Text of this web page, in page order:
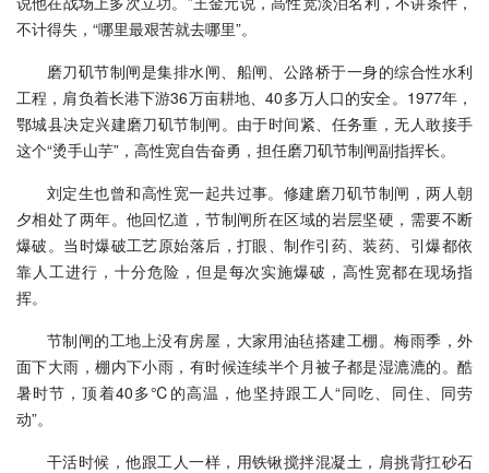
不计得失，“哪里最艰苦就去哪里”。
磨刀矶节制闸是集排水闸、船闸、公路桥于一身的综合性水利
工程，肩负着长港下游36万亩耕地、40多万人口的安全。1977年，
鄂城县决定兴建磨刀矶节制闸。由于时间紧、任务重，无人敢接手
这个“烫手山芋”，高性宽自告奋勇，担任磨刀矶节制闸副指挥长。
刘定生也曾和高性宽一起共过事。修建磨刀矶节制闸，两人朝
夕相处了两年。他回忆道，节制闸所在区域的岩层坚硬，需要不断
爆破。当时爆破工艺原始落后，打眼、制作引药、装药、引爆都依
靠人工进行，十分危险，但是每次实施爆破，高性宽都在现场指
挥。
节制闸的工地上没有房屋，大家用油毡搭建工棚。梅雨季，外
面下大雨，棚内下小雨，有时候连续半个月被子都是湿漉漉的。酷
暑时节，顶着40多℃的高温，他坚持跟工人“同吃、同住、同劳
动”。
干活时候，他跟工人一样，用铁锹搅拌混凝土，肩挑背扛砂石